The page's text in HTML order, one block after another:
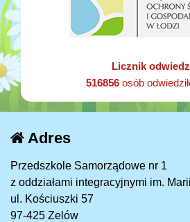
Licznik
516856osób
Adres
Przedszkole Samorządowe nr 1
z oddziałami integracyjnymi im.
ul. Kościuszki 57
97-425 Zelów